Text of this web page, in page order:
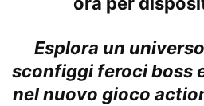
Esplora un
sconfiggi feroci boss
nel nuovo gioco